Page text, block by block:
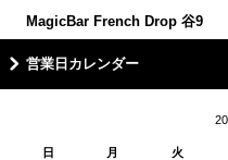
MagicBar French Drop 谷9
営業日カレンダー
日 月 火